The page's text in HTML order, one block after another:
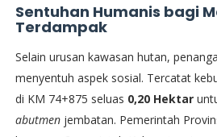
Sentuhan Humanis bagi
Terdampak
​Selain urusan kawasan hutan,
menyentuh aspek sosial. Tercatat
di KM 74+875 seluas 0,20 Hektar
abutmenjembatan. Pemerintah